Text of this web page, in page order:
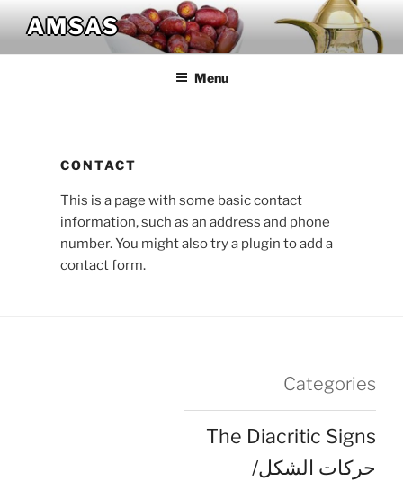
content
AMSAS
Menu
CONTACT
This is a page with some basic contact
information, such as an address and phone
number. You might also try a plugin to add a
contact form.
Categories
The Diacritic Signs
حركات الشكل/